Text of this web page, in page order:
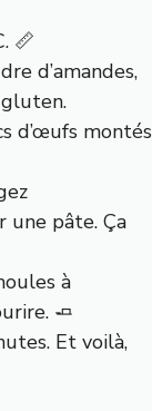
📏
d’amandes,
gluten.
d’œufs montés
une pâte. Ça
à
🧈
Et voilà,